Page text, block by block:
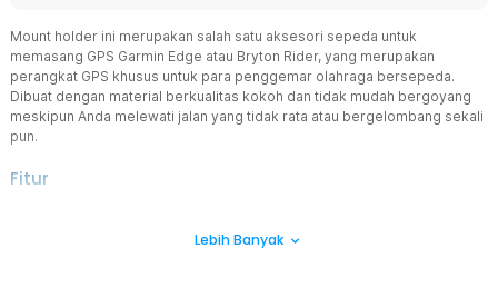
Mount holder ini merupakan salah satu aksesori sepeda untuk
memasang GPS Garmin Edge atau Bryton Rider, yang merupakan
perangkat GPS khusus untuk para penggemar olahraga bersepeda.
Dibuat dengan material berkualitas kokoh dan tidak mudah bergoyang
meskipun Anda melewati jalan yang tidak rata atau bergelombang sekali
pun.
Fitur
Jika Anda tidak ingin tersesat selama bersepeda ada baiknya
Lebih Banyak